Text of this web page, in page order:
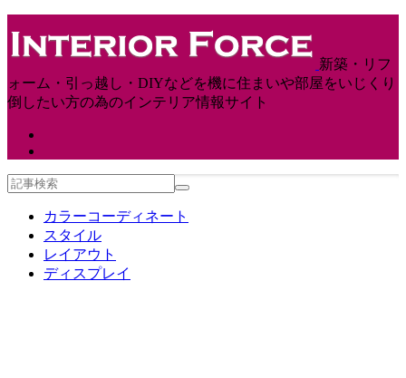
新築・リフ
ォーム・引っ越し・DIYなどを機に住まいや部屋をいじくり
倒したい方の為のインテリア情報サイト
カラーコーディネート
スタイル
レイアウト
ディスプレイ